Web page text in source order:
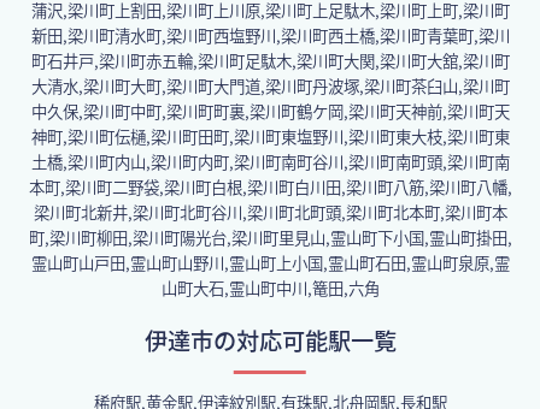
蒲沢,梁川町上割田,梁川町上川原,梁川町上足駄木,梁川町上町,梁川町
新田,梁川町清水町,梁川町西塩野川,梁川町西土橋,梁川町青葉町,梁川
町石井戸,梁川町赤五輪,梁川町足駄木,梁川町大関,梁川町大舘,梁川町
大清水,梁川町大町,梁川町大門道,梁川町丹波塚,梁川町茶臼山,梁川町
中久保,梁川町中町,梁川町町裏,梁川町鶴ケ岡,梁川町天神前,梁川町天
神町,梁川町伝樋,梁川町田町,梁川町東塩野川,梁川町東大枝,梁川町東
土橋,梁川町内山,梁川町内町,梁川町南町谷川,梁川町南町頭,梁川町南
本町,梁川町二野袋,梁川町白根,梁川町白川田,梁川町八筋,梁川町八幡,
梁川町北新井,梁川町北町谷川,梁川町北町頭,梁川町北本町,梁川町本
町,梁川町柳田,梁川町陽光台,梁川町里見山,霊山町下小国,霊山町掛田,
霊山町山戸田,霊山町山野川,霊山町上小国,霊山町石田,霊山町泉原,霊
山町大石,霊山町中川,篭田,六角
伊達市の対応可能駅一覧
稀府駅,黄金駅,伊達紋別駅,有珠駅,北舟岡駅,長和駅